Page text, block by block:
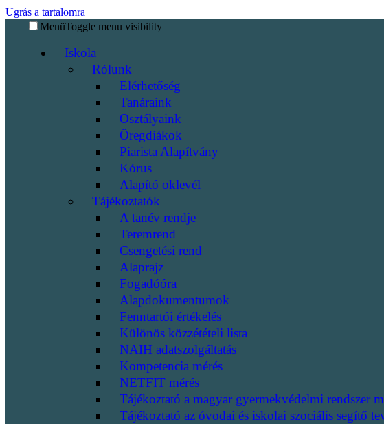
Ugrás a tartalomra
MenüToggle menu visibility
Iskola
Rólunk
Elérhetőség
Tanáraink
Osztályaink
Öregdiákok
Piarista Alapítvány
Kórus
Alapító oklevél
Tájékoztatók
A tanév rendje
Teremrend
Csengetési rend
Alaprajz
Fogadóóra
Alapdokumentumok
Fenntartói értékelés
Különös közzétételi lista
NAIH adatszolgáltatás
Kompetencia mérés
NETFIT mérés
Tájékoztató a magyar gyermekvédelmi rendszer
Tájékoztató az óvodai és iskolai szociális segítő